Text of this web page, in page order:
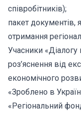
співробітників);
пакет документів,
отримання
Учасники «Діалогу
роз’яснення від
економічного
«Зроблено в
«Регіональний